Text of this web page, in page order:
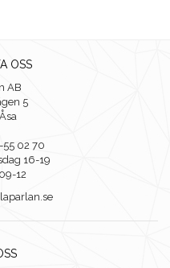
OSS
AB
5
55 02 70
16-19
12